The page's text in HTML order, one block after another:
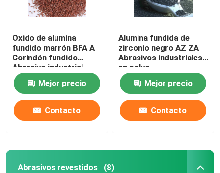
Consumibles de semiconductores
Oxido de alumina
fundido marrón BFA A
Corindón fundido
Abrasivo industrial
Mejor precio
Contacto
Alumina fundida de
zirconio negro AZ ZA
Abrasivos industriales
en polvo
Mejor precio
Contacto
Abrasivos revestidos (8)